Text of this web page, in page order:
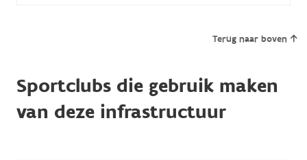
Terug naar boven
Sportclubs die gebruik maken
van deze infrastructuur